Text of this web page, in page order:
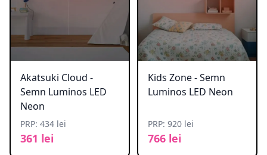
Akatsuki Cloud -
Semn Luminos LED
Neon
PRP: 434 lei
361 lei
Kids Zone - Semn
Luminos LED Neon
PRP: 920 lei
766 lei